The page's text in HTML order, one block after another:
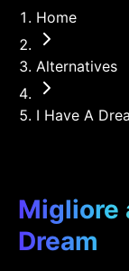
Home
Alternatives
I Have A
Migliore
Dream